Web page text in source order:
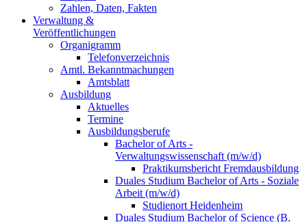
Zahlen, Daten, Fakten
Verwaltung &
Veröffentlichungen
Organigramm
Telefonverzeichnis
Amtl. Bekanntmachungen
Amtsblatt
Ausbildung
Aktuelles
Termine
Ausbildungsberufe
Bachelor of Arts -
Verwaltungswissenschaft (m/w/d)
Praktikumsbericht Fremdausbildung
Duales Studium Bachelor of Arts - Soziale
Arbeit (m/w/d)
Studienort Heidenheim
Duales Studium Bachelor of Science (B.